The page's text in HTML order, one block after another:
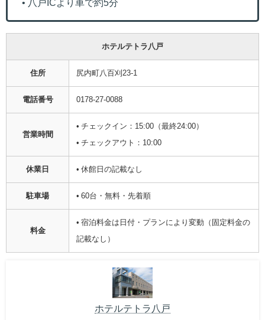
• 八戸ICより車で約5分
ホテルテトラ八戸
住所 尻内町八百刈23-1
電話番号 0178-27-0088
営業時間
• チェックイン：15:00（最終24:00）
• チェックアウト：10:00
休業日 • 休館日の記載なし
駐車場 • 60台・無料・先着順
料金
• 宿泊料金は日付・プランにより変動（固定料金の
記載なし）
ホテルテトラ八戸